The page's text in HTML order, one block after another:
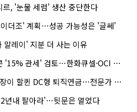
르, '눈물 세럼' 생산 중단한다
더조' 계획…성공 가능성은 '글쎄'
말레이' 지분 더 사는 이유
관세' 검토…한화큐셀·OCI 영향은?
할퀸 DC형 퇴직연금…전문가 조언은
년내 팔아라'…뒷문은 열었다